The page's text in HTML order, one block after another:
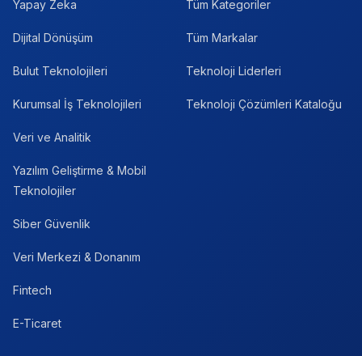
Yapay Zeka
Dijital Dönüşüm
Bulut Teknolojileri
Kurumsal İş Teknolojileri
Veri ve Analitik
Yazılım Geliştirme & Mobil
Teknolojiler
Siber Güvenlik
Veri Merkezi & Donanım
Fintech
E-Ticaret
Tüm Kategoriler
Tüm Markalar
Teknoloji Liderleri
Teknoloji Çözümleri Kataloğu